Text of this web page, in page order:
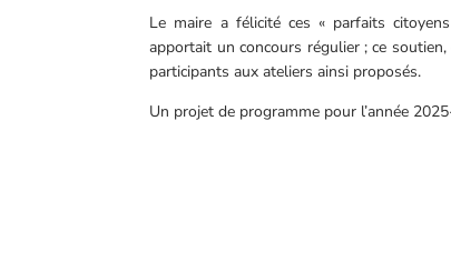
Le maire a félicité ces « parfaits
apportait un concours régulier ; ce
participants aux ateliers ainsi proposés.
Un projet de programme pour l’année